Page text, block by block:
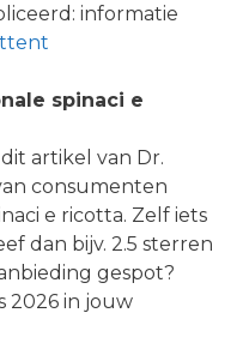
informatie
spinaci e
artikel van Dr.
consumenten
e ricotta. Zelf iets
dan bijv. 2.5 sterren
gespot?
2026 in jouw